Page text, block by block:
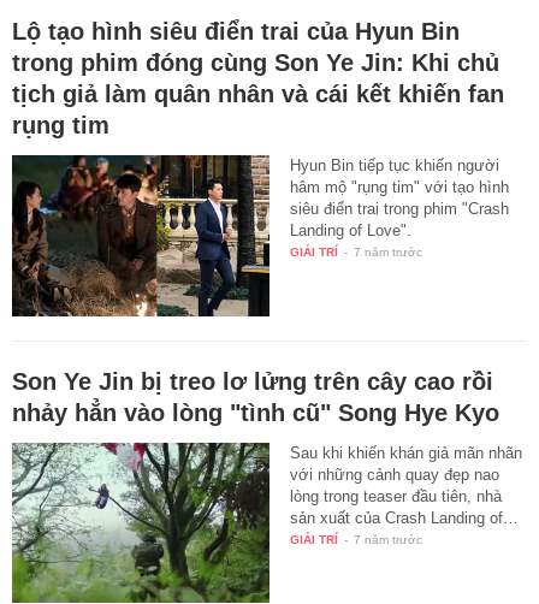
Lộ tạo hình siêu điển trai của Hyun Bin
trong phim đóng cùng Son Ye Jin: Khi chủ
tịch giả làm quân nhân và cái kết khiến fan
rụng tim
Hyun Bin tiếp tục khiến người
hâm mộ "rụng tim" với tạo hình
siêu điển trai trong phim "Crash
Landing of Love".
GIẢI TRÍ - 7 năm trước
Son Ye Jin bị treo lơ lửng trên cây cao rồi
nhảy hẳn vào lòng "tình cũ" Song Hye Kyo
Sau khi khiến khán giả mãn nhãn
với những cảnh quay đẹp nao
lòng trong teaser đầu tiên, nhà
sản xuất của Crash Landing of…
GIẢI TRÍ - 7 năm trước